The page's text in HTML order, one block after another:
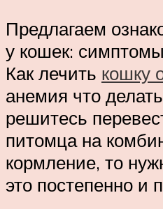
Предлагаем
у кошек:
Как лечить кошку
анемия что
решитесь
питомца на
кормление, то
это постепенно и